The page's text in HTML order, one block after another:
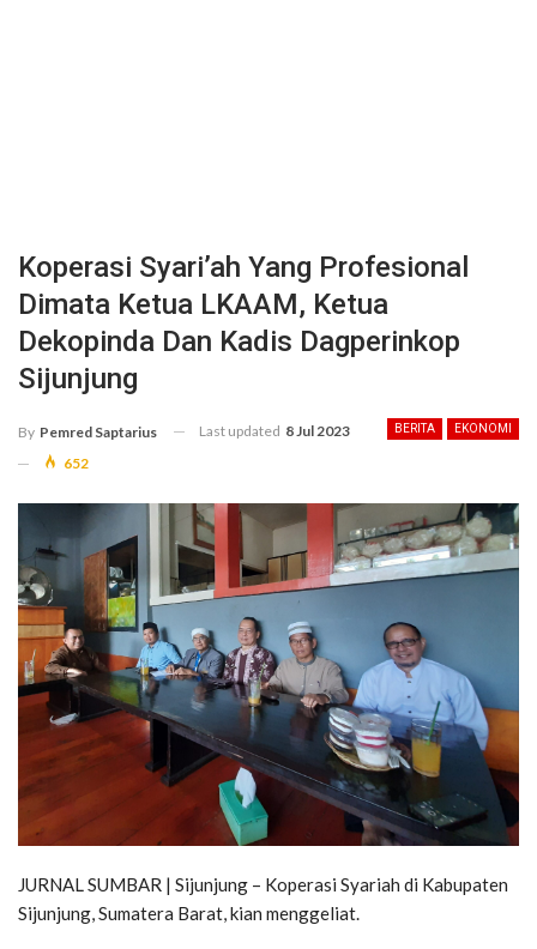
Koperasi Syari’ah Yang Profesional
Dimata Ketua LKAAM, Ketua
Dekopinda Dan Kadis Dagperinkop
Sijunjung
BERITA EKONOMI
By Pemred Saptarius Last updated 8 Jul 2023
652
JURNAL SUMBAR | Sijunjung – Koperasi Syariah di Kabupaten
Sijunjung, Sumatera Barat, kian menggeliat.